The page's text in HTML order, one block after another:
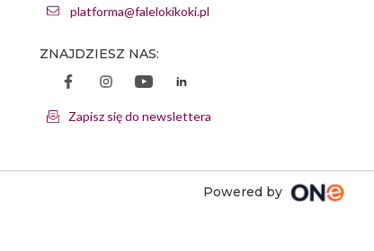
platforma@falelokikoki.pl
ZNAJDZIESZ NAS:
Zapisz się do newslettera
Powered by